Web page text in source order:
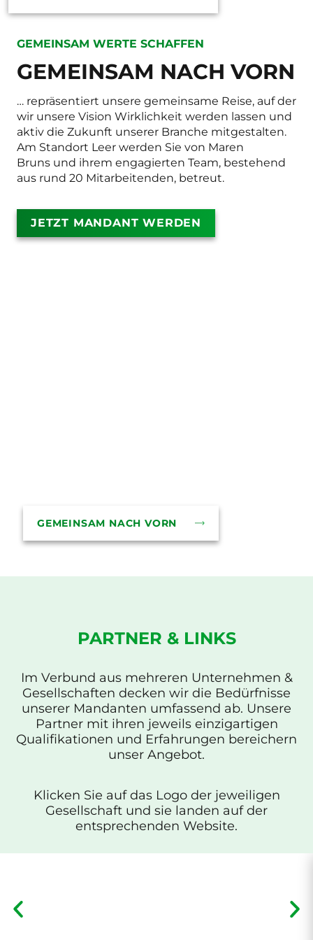
GEMEINSAM WERTE SCHAFFEN
GEMEINSAM NACH VORN
… repräsentiert unsere gemeinsame Reise, auf der
wir unsere Vision Wirklichkeit werden lassen und
aktiv die Zukunft unserer Branche mitgestalten.
Am Standort Leer werden Sie von Maren
Bruns und ihrem engagierten Team, bestehend
aus rund 20 Mitarbeitenden, betreut.
JETZT MANDANT WERDEN
GEMEINSAM NACH VORN
PARTNER & LINKS
Im Verbund aus mehreren Unternehmen &
Gesellschaften decken wir die Bedürfnisse
unserer Mandanten umfassend ab. Unsere
Partner mit ihren jeweils einzigartigen
Qualifikationen und Erfahrungen bereichern
unser Angebot.
Klicken Sie auf das Logo der jeweiligen
Gesellschaft und sie landen auf der
entsprechenden Website.